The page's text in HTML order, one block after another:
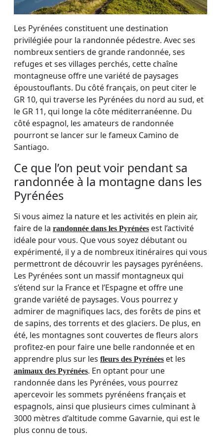
Les Pyrénées constituent une destination
privilégiée pour la randonnée pédestre. Avec ses
nombreux sentiers de grande randonnée, ses
refuges et ses villages perchés, cette chaîne
montagneuse offre une variété de paysages
époustouflants. Du côté français, on peut citer le
GR 10, qui traverse les Pyrénées du nord au sud, et
le GR 11, qui longe la côte méditerranéenne. Du
côté espagnol, les amateurs de randonnée
pourront se lancer sur le fameux Camino de
Santiago.
Ce que l’on peut voir pendant sa
randonnée à la montagne dans les
Pyrénées
Si vous aimez la nature et les activités en plein air,
faire de la randonnée dans les Pyrénées est l’activité
idéale pour vous. Que vous soyez débutant ou
expérimenté, il y a de nombreux itinéraires qui vous
permettront de découvrir les paysages pyrénéens.
Les Pyrénées sont un massif montagneux qui
s’étend sur la France et l’Espagne et offre une
grande variété de paysages. Vous pourrez y
admirer de magnifiques lacs, des forêts de pins et
de sapins, des torrents et des glaciers. De plus, en
été, les montagnes sont couvertes de fleurs alors
profitez-en pour faire une belle randonnée et en
apprendre plus sur les fleurs des Pyrénées et les
animaux des Pyrénées. En optant pour une
randonnée dans les Pyrénées, vous pourrez
apercevoir les sommets pyrénéens français et
espagnols, ainsi que plusieurs cimes culminant à
3000 mètres d’altitude comme Gavarnie, qui est le
plus connu de tous.